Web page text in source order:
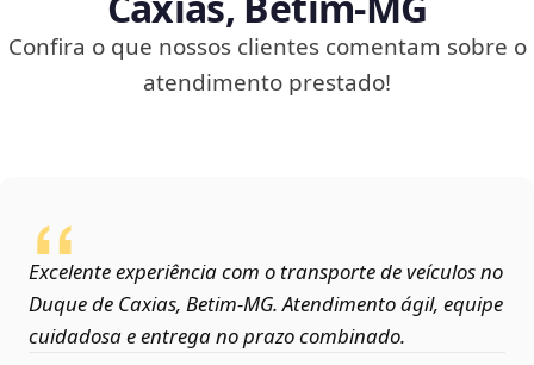
Confira o que nossos clientes comentam sobre o
atendimento prestado!
Excelente experiência com o transporte de veículos no
Duque de Caxias, Betim‑MG. Atendimento ágil, equipe
cuidadosa e entrega no prazo combinado.